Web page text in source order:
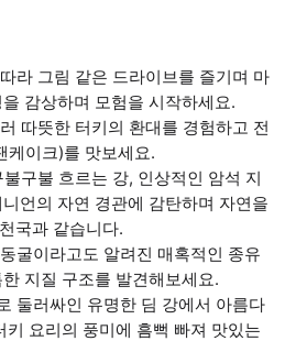
라 그림 같은 드라이브를 즐기며 마
감상하며 모험을 시작하세요.
따뜻한 터키의 환대를 경험하고 전
케이크)를 맛보세요.
구불 흐르는 강, 인상적인 암석 지
언의 자연 경관에 감탄하며 자연을
국과 같습니다.
굴이라고도 알려진 매혹적인 종유
지질 구조를 발견해보세요.
둘러싸인 유명한 딤 강에서 아름다
키 요리의 풍미에 흠뻑 빠져 맛있는